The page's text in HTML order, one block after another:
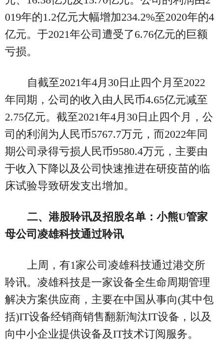
019年的1.2亿元大幅增加234.2%至2020年的4
亿元。于2021年公司遭受了6.76亿元的巨额
亏损。
自截至2021年4月30日止四个月至2022
年同期，公司的收入由人民币4.65亿元减至
2.75亿元。截至2021年4月30日止四个月，公
司的利润为人民币5767.7万元，而2022年同
期公司录得亏损人民币9580.4万元，主要由
于收入下降以及公司快速推进在研疫苗的临
床试验导致研发支出增加。
二、港股聆讯及招股名单：小熊U管家
母公司凌雄科技通过聆讯
上周，有1家公司凌雄科技通过港交所
聆讯。凌雄科技是一家设备全生命周期管理
解决方案供应商，主要在中国从事向(其中包
括)IT设备经销商销售翻新淘汰IT设备，以及
向中小企业提供设备及IT技术订阅服务。